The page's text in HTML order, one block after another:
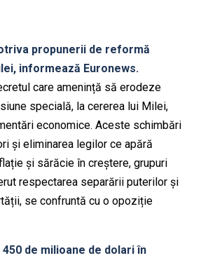
propunerii de reformă
informează Euronews.
care amenință să erodeze
specială, la cererea lui Milei,
economice. Aceste schimbări
și eliminarea legilor ce apără
și sărăcie în creștere, grupuri
respectarea separării puterilor și
se confruntă cu o opoziție
de milioane de dolari în